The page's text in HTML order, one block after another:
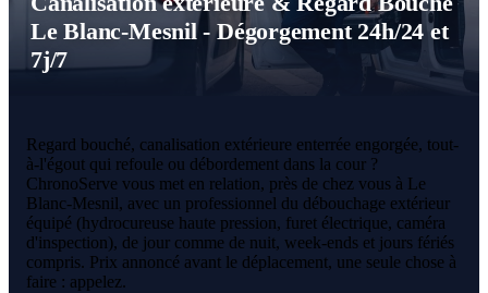
Le Blanc-Mesnil - Dégorgement 24h/24 et
7j/7
Regard bouché, canalisation extérieure enterrée engorgée, tout-
à-l'égout qui refoule ou débordement dans la cour ?
ChronoServe vous met en relation, près de chez vous à Le
Blanc-Mesnil, avec un professionnel du débouchage extérieur
équipé (hydrocureuse haute pression, furet électrique, caméra
d'inspection), de jour comme de nuit, week-ends et jours fériés
compris. Prix annoncé avant le déplacement, une seule chose à
faire : appelez.